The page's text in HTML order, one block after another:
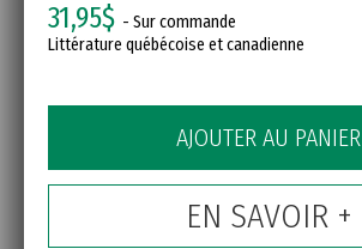
31,95$ - Sur commande
Littérature québécoise et canadienne
AJOUTER AU PANIER
EN SAVOIR +